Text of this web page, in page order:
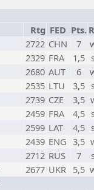
Rtg FED Pts.
2722 CHN 7
2329 FRA 1,5
2680 AUT 6
2535 LTU 3,5
2739 CZE 3,5
2459 FRA 4,5
2599 LAT 4,5
2439 ENG 3,5
2712 RUS 7
2677 UKR 5,5